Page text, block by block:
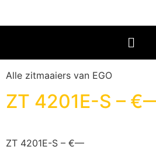
Alle zitmaaiers van EGO
ZT 4201E-S –
ZT 4201E-S – €—